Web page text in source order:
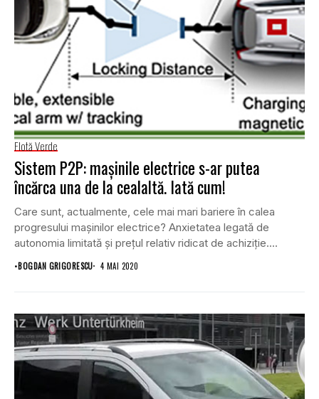
Flotă Verde
Sistem P2P: mașinile electrice s-ar putea
încărca una de la cealaltă. Iată cum!
Care sunt, actualmente, cele mai mari bariere în calea
progresului mașinilor electrice? Anxietatea legată de
autonomia limitată și prețul relativ ridicat de achiziție....
•BOGDAN GRIGORESCU 4 MAI 2020